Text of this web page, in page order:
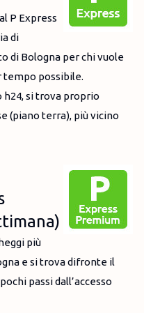
P Express
di
di Bologna per chi vuole
tempo possibile.
h24, si trova proprio
(piano terra), più vicino
più
e si trova difronte il
passi dall’accesso